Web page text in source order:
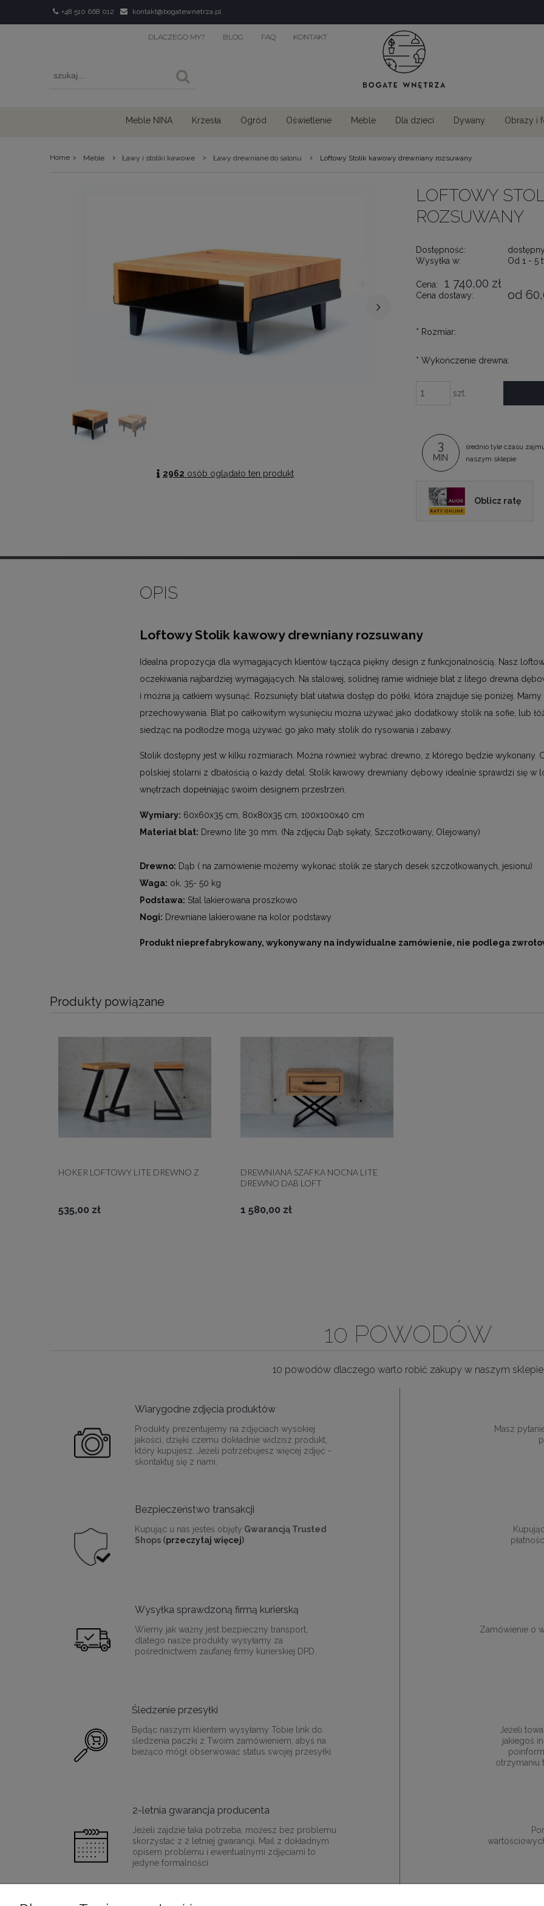
+48 510 668 012 kontakt@bogatewnetrza.pl
DLACZEGO MY? BLOG FAQ KONTAKT
Meble NINA Krzesła Ogród Oświetlenie Meble Dla dzieci Dywany Obrazy i
Home › Meble › Ławy i stoliki kawowe › Ławy drewniane do salonu › Loftowy Stolik kawowy drewniany rozsuwany
2962 osób oglądało ten produkt
LOFTOWY
ROZSUWANY
Dostępność:
Wysyłka w:
Od 1 - 5
Cena: 1 740,00 zł
Cena dostawy: od
* Rozmiar:
* Wykończenie drewna:
szt.
3
MIN
średnio tyle czasu
naszym sklepie
Oblicz ratę
OPIS
Loftowy Stolik kawowy drewniany rozsuwany
Idealna propozycja dla wymagających klientów łącząca piękny design z funkcjonalnością. Nasz
oczekiwania najbardziej wymagających. Na stalowej, solidnej ramie widnieje blat z litego drewna
i można ją całkiem wysunąć. Rozsunięty blat ułatwia dostęp do półki, która znajduje się poniżej.
przechowywania. Blat po całkowitym wysunięciu można używać jako dodatkowy stolik na sofie, lub
siedząc na podłodze mogą używać go jako mały stolik do rysowania i zabawy.
Stolik dostępny jest w kilku rozmiarach. Można również wybrać drewno, z którego będzie wykonany.
polskiej stolarni z dbałością o każdy detal. Stolik kawowy drewniany dębowy idealnie sprawdzi się w
wnętrzach dopełniając swoim designem przestrzeń.
Wymiary: 60x60x35 cm, 80x80x35 cm, 100x100x40 cm
Materiał blat: Drewno lite 30 mm. (Na zdjęciu Dąb sękaty, Szczotkowany, Olejowany)
Drewno: Dąb ( na zamówienie możemy wykonać stolik ze starych desek szczotkowanych, jesionu)
Waga: ok. 35- 50 kg
Podstawa: Stal lakierowana proszkowo
Nogi: Drewniane lakierowane na kolor podstawy
Produkt nieprefabrykowany, wykonywany na indywidualne zamówienie, nie podlega
Produkty powiązane
HOKER LOFTOWY LITE DREWNO Z
535,00 zł
DREWNIANA SZAFKA NOCNA LITE
DREWNO DĄB LOFT
1 580,00 zł
10 POWODÓW
10 powodów dlaczego warto robić zakupy w naszym sklepie
Wiarygodne zdjęcia produktów
Produkty prezentujemy na zdjęciach wysokiej
jakości, dzięki czemu dokładnie widzisz produkt,
który kupujesz. Jeżeli potrzebujesz więcej zdjęć -
skontaktuj się z nami.
Masz
Bezpieczeństwo transakcji
Kupując u nas jesteś objęty Gwarancją Trusted
Shops (przeczytaj więcej)
Wysyłka sprawdzoną firmą kurierską
Wiemy jak ważny jest bezpieczny transport,
dlatego nasze produkty wysyłamy za
pośrednictwem zaufanej firmy kurierskiej DPD.
Zamówienie o
Śledzenie przesyłki
Będąc naszym klientem wysyłamy Tobie link do
śledzenia paczki z Twoim zamówieniem, abyś na
bieżąco mógł obserwować status swojej przesyłki.
Jeżeli
jakiegoś
otrzymaniu
2-letnia gwarancja producenta
Jeżeli zajdzie taka potrzeba, możesz bez problemu
skorzystać z 2 letniej gwarancji. Mail z dokładnym
opisem problemu i ewentualnymi zdjęciami to
jedyne formalności.